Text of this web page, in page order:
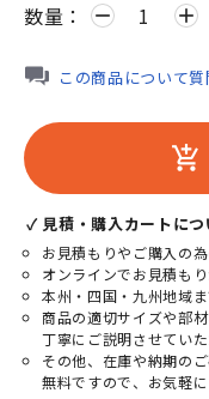
数量： remove add
この商品について質
add_shopping_cart
✓ 見積・購入カートにつ
お見積もりやご購入の為
オンラインでお見積も
本州・四国・九州地域
商品の適切サイズや部
丁寧にご説明させていた
その他、在庫や納期の
無料ですので、お気軽に